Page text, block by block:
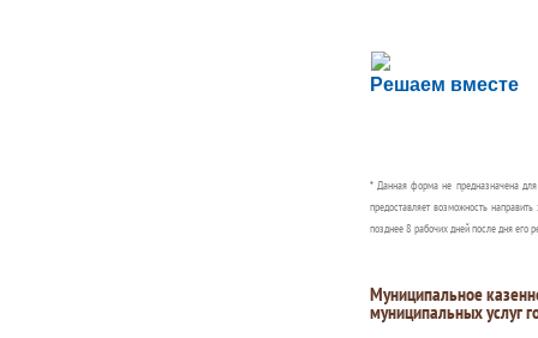
Решаем вместе
Сложности с
Сообщите об этом
* Данная форма не предназначена
предоставляет возможность
позднее 8 рабочих дней после дня его
Муниципальное
муниципальных услуг